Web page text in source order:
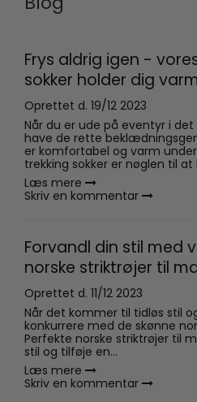
Frys aldrig igen -
sokker holder dig
Oprettet d. 19/12 2023
Når du er ude på eventyr i
have de rette
er komfortabel og varm
trekking sokker er nøglen til
Læs mere
Skriv en kommentar
Forvandl din stil med
norske striktrøjer til
Oprettet d. 11/12 2023
Når det kommer til tidløs stil
konkurrere med de skønne
Perfekte norske striktrøjer til
stil og tilføje en...
Læs mere
Skriv en kommentar